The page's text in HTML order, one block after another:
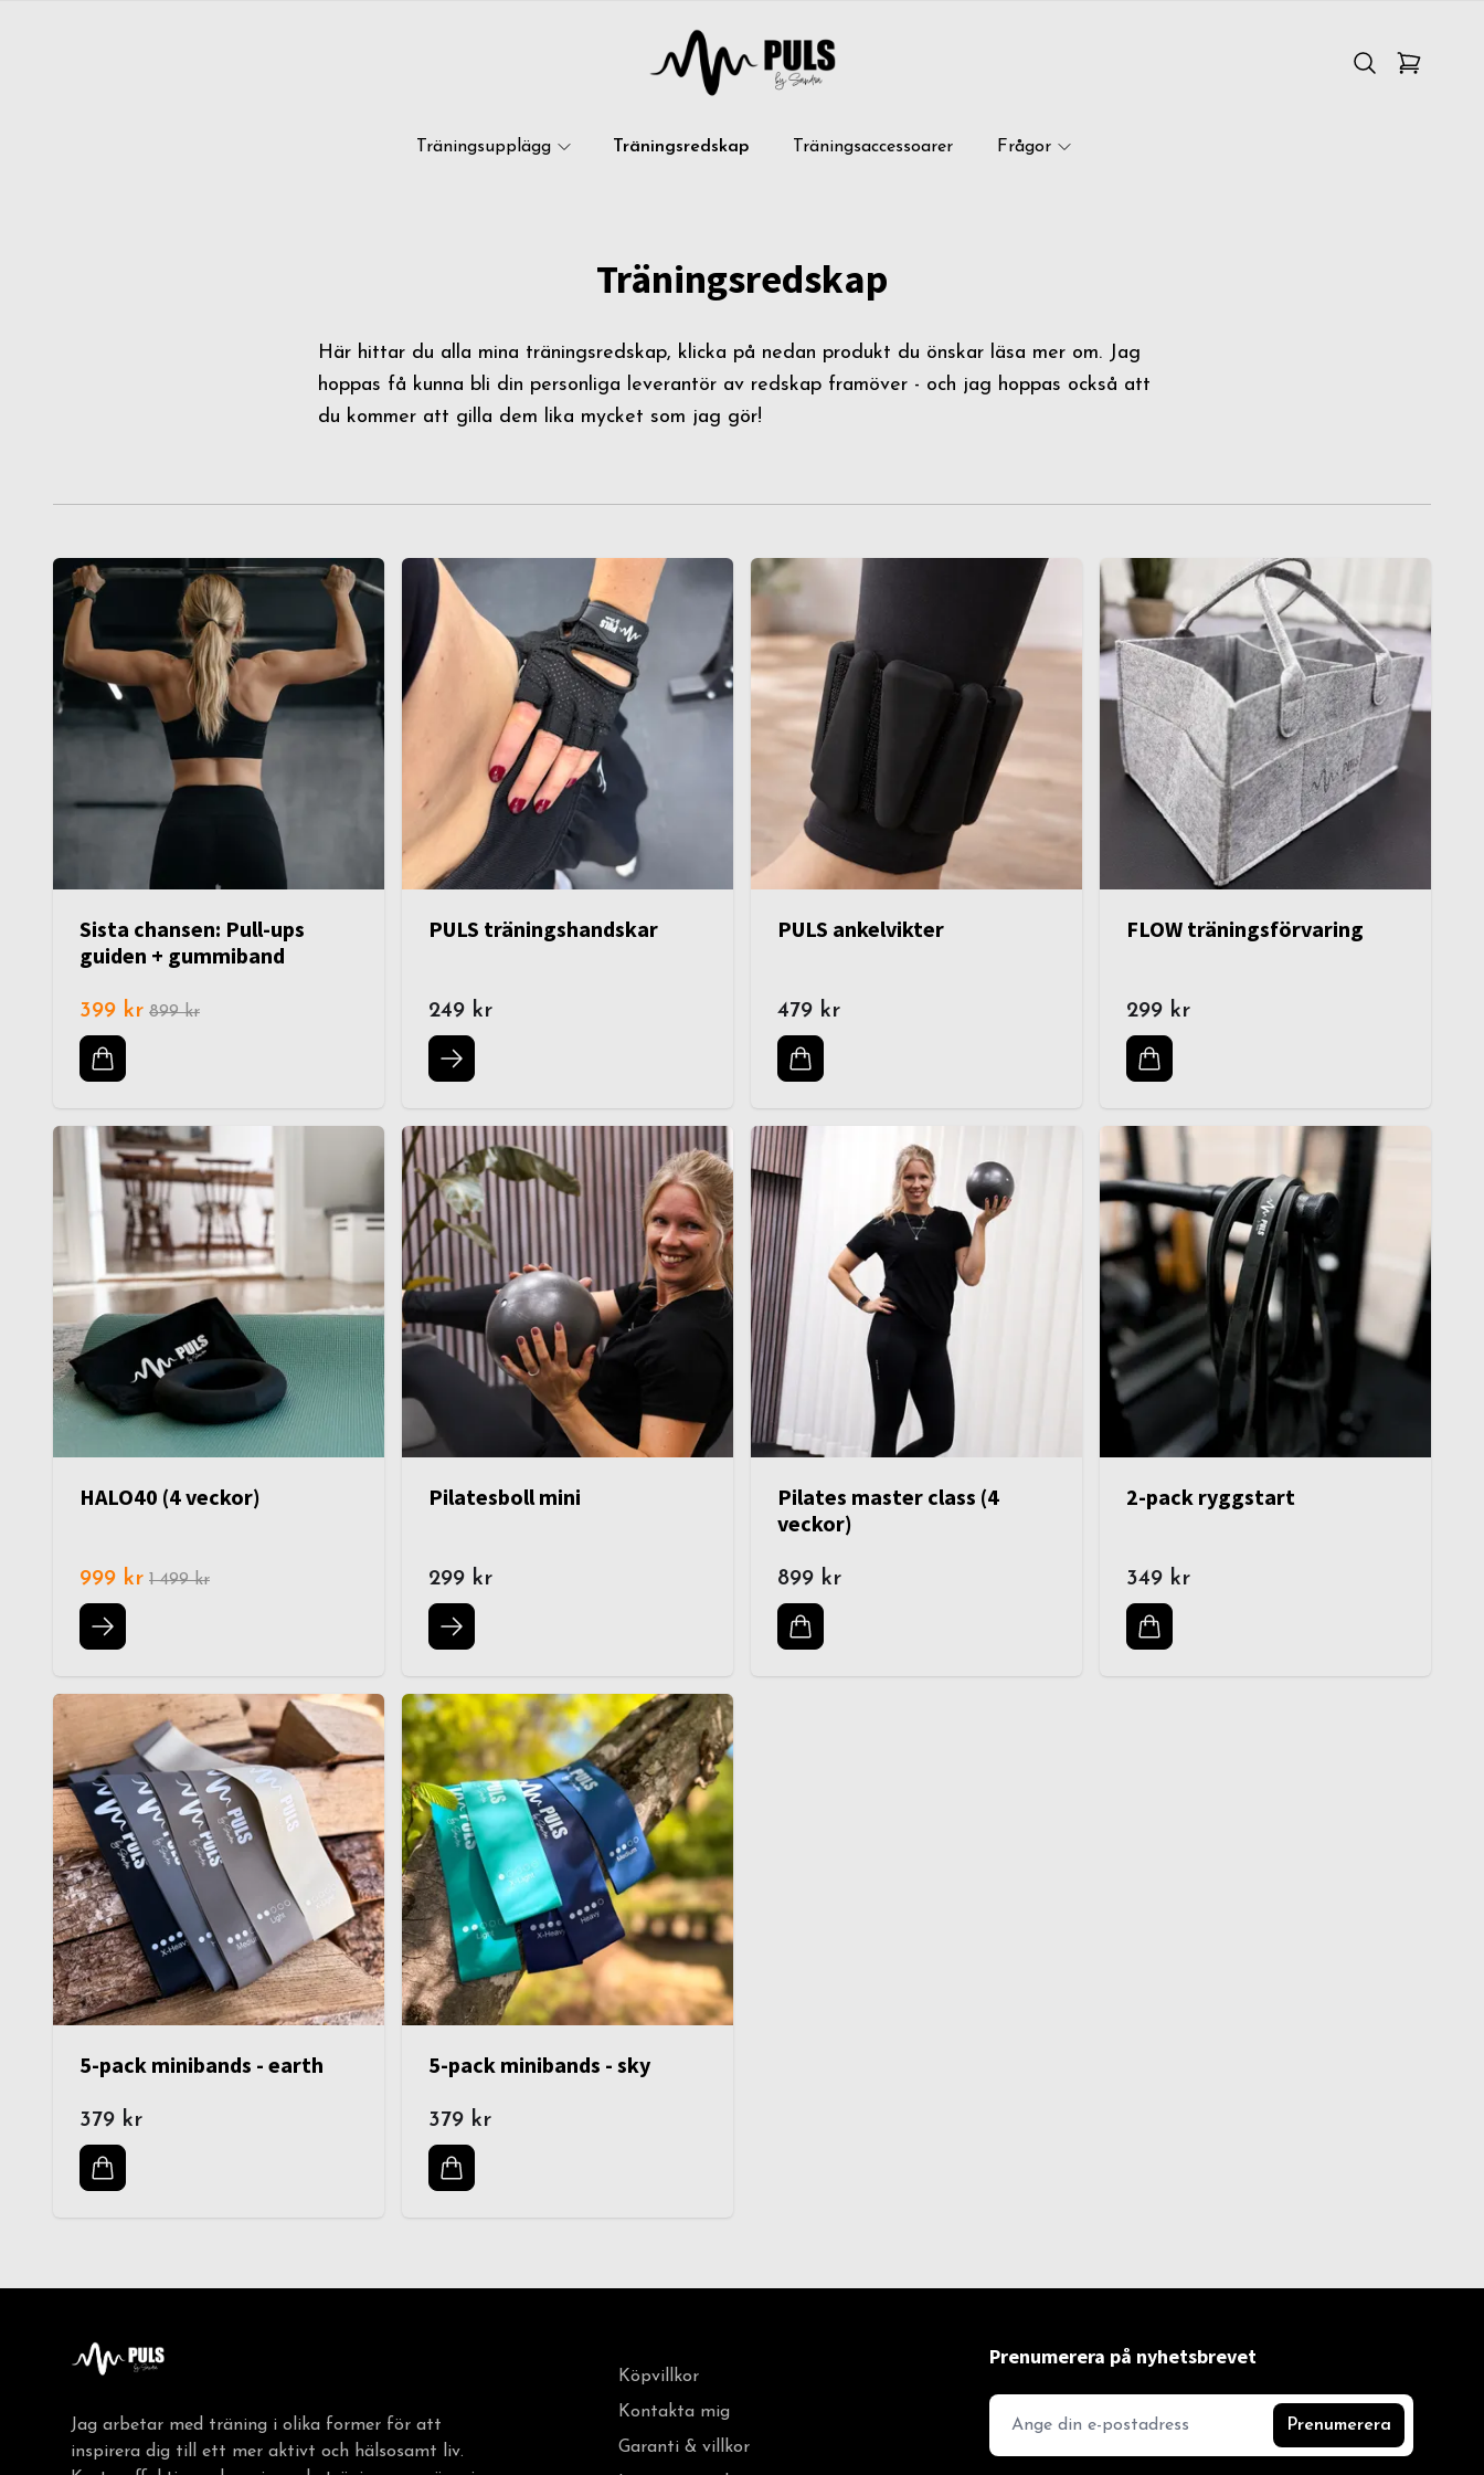
Träningsupplägg Träningsredskap Träningsaccessoarer Frågor
Träningsredskap
Här hittar du alla mina träningsredskap, klicka på nedan produkt du önskar läsa mer om. Jag
hoppas få kunna bli din personliga leverantör av redskap framöver - och jag hoppas också att
du kommer att gilla dem lika mycket som jag gör!
Sista chansen: Pull-ups
guiden + gummiband
399 kr 899 kr
PULS träningshandskar
249 kr
PULS ankelvikter
479 kr
FLOW träningsförvaring
299 kr
HALO40 (4 veckor)
999 kr 1 499 kr
Pilatesboll mini
299 kr
Pilates master class (4
veckor)
899 kr
2-pack ryggstart
349 kr
5-pack minibands - earth
379 kr
5-pack minibands - sky
379 kr
Jag arbetar med träning i olika former för att
inspirera dig till ett mer aktivt och hälsosamt liv.
Köpvillkor
Kontakta mig
Garanti & villkor
Prenumerera på nyhetsbrevet
Prenumerera